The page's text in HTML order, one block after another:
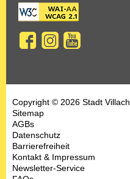
Copyright © 2026 Stadt Villach
Sitemap
AGBs
Datenschutz
Barrierefreiheit
Kontakt & Impressum
Newsletter-Service